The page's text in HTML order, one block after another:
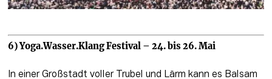
6) Yoga.Wasser.Klang Festival – 24. bis 26. Mai
In einer Großstadt voller Trubel und Lärm kann es Balsam